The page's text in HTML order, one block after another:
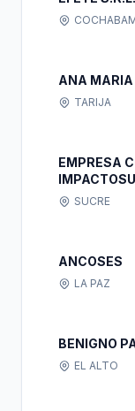
ANA MARIA
TARIJA
EMPRESA
SUCRE
ANCOSES
LA PAZ
BENIGNO
EL ALTO